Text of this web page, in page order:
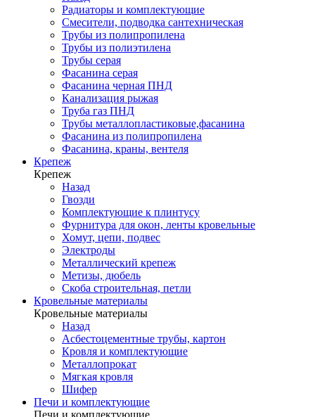
Радиаторы и комплектующие
Смесители, подводка сантехническая
Трубы из полипропилена
Трубы из полиэтилена
Трубы серая
Фасанина серая
Фасанина черная ПНД
Канализация рыжая
Труба газ ПНД
Трубы металлопластиковые,фасанина
Фасанина из полипропилена
Фасанина, краны, вентеля
Крепеж
Крепеж
Назад
Гвозди
Комплектующие к плинтусу
Фурнитура для окон, ленты кровельные
Хомут, цепи, подвес
Электроды
Металлический крепеж
Метизы, дюбель
Скоба строительная, петли
Кровельные материалы
Кровельные материалы
Назад
Асбестоцементные трубы, картон
Кровля и комплектующие
Металлопрокат
Мягкая кровля
Шифер
Печи и комплектующие
Печи и комплектующие